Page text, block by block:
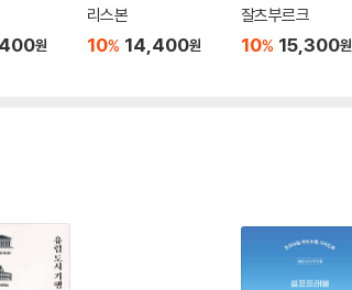
원
리스본
10% 14,400원
잘츠부르크
10% 15,300원